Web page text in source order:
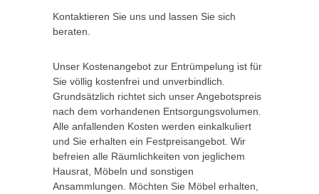
Kontaktieren Sie uns und lassen Sie sich
beraten.
Unser Kostenangebot zur Entrümpelung ist für
Sie völlig kostenfrei und unverbindlich.
Grundsätzlich richtet sich unser Angebotspreis
nach dem vorhandenen Entsorgungsvolumen.
Alle anfallenden Kosten werden einkalkuliert
und Sie erhalten ein Festpreisangebot. Wir
befreien alle Räumlichkeiten von jeglichem
Hausrat, Möbeln und sonstigen
Ansammlungen. Möchten Sie Möbel erhalten,